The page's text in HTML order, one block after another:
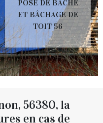
POSE DE BÂCHE
ET BÂCHAGE DE
TOIT 56
56380, la
en cas de